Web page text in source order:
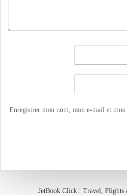
Enregistrer mon nom, mon e-mail et
JetBook.Click : Travel, Flights